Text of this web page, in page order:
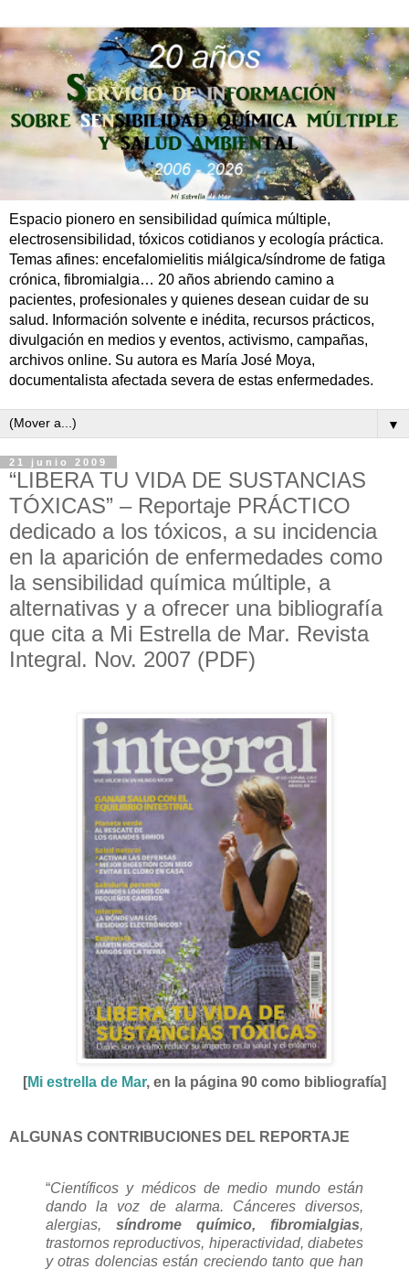
Espacio pionero en sensibilidad química múltiple,
electrosensibilidad, tóxicos cotidianos y ecología práctica.
Temas afines: encefalomielitis miálgica/síndrome de fatiga
crónica, fibromialgia… 20 años abriendo camino a
pacientes, profesionales y quienes desean cuidar de su
salud. Información solvente e inédita, recursos prácticos,
divulgación en medios y eventos, activismo, campañas,
archivos online. Su autora es María José Moya,
documentalista afectada severa de estas enfermedades.
▼
21 junio 2009
“LIBERA TU VIDA DE SUSTANCIAS
TÓXICAS” – Reportaje PRÁCTICO
dedicado a los tóxicos, a su incidencia
en la aparición de enfermedades como
la sensibilidad química múltiple, a
alternativas y a ofrecer una bibliografía
que cita a Mi Estrella de Mar. Revista
Integral. Nov. 2007 (PDF)
[Mi estrella de Mar, en la página 90 como bibliografía]
ALGUNAS CONTRIBUCIONES DEL REPORTAJE
“Científicos y médicos de medio mundo están
dando la voz de alarma. Cánceres diversos,
alergias, síndrome químico, fibromialgias,
trastornos reproductivos, hiperactividad, diabetes
y otras dolencias están creciendo tanto que han